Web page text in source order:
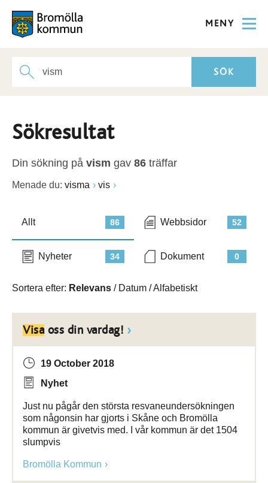
MENY
Sökresultat
Din sökning på vism gav 86 träffar
Menade du: visma vis
86
Allt 52
Webbsidor
34
Nyheter 0
Dokument
Sortera efter: Relevans / Datum /Alfabetiskt
Visaoss din vardag!
19 October 2018
Nyhet
Just nu pågår den största resvaneundersökningen
som någonsin har gjorts i Skåne och Bromölla
kommun är givetvis med. I vår kommun är det 1504
slumpvis
Bromölla Kommun